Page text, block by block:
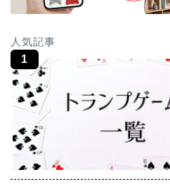
人気記事